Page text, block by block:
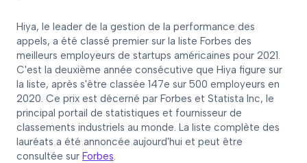
Hiya, le leader de la gestion de la performance des
appels, a été classé premier sur la liste Forbes des
meilleurs employeurs de startups américaines pour 2021.
C'est la deuxième année consécutive que Hiya figure sur
la liste, après s'être classée 147e sur 500 employeurs en
2020. Ce prix est décerné par Forbes et Statista Inc, le
principal portail de statistiques et fournisseur de
classements industriels au monde. La liste complète des
lauréats a été annoncée aujourd'hui et peut être
consultée sur Forbes.